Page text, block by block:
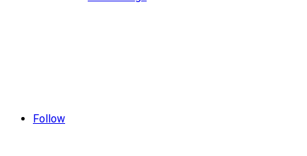
Follow